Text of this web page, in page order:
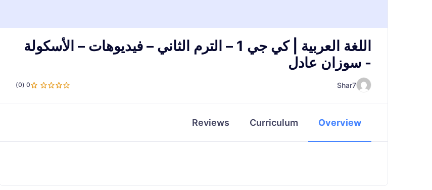
اللغة العربية | كي جي 1 – الترم الثاني – فيديوهات – الأسكولة
- سوزان عادل
Shar7
0 (0)
Overview
Curriculum
Reviews